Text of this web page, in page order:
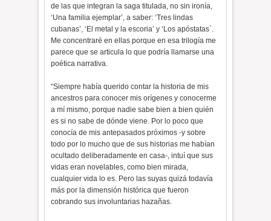
de las que integran la saga titulada, no sin ironía,
‘Una familia ejemplar’, a saber: ‘Tres lindas
cubanas’, ‘El metal y la escoria’ y ‘Los apóstatas`.
Me concentraré en ellas porque en esa trilogía me
parece que se articula lo que podría llamarse una
poética narrativa.
“Siempre había querido contar la historia de mis
ancestros para conocer mis orígenes y conocerme
a mí mismo, porque nadie sabe bien a bien quién
es si no sabe de dónde viene. Por lo poco que
conocía de mis antepasados próximos -y sobre
todo por lo mucho que de sus historias me habían
ocultado deliberadamente en casa-, intuí que sus
vidas eran novelables, como bien mirada,
cualquier vida lo es. Pero las suyas quizá todavía
más por la dimensión histórica que fueron
cobrando sus involuntarias hazañas.